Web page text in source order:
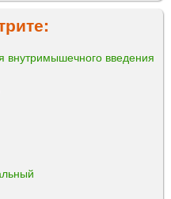
введения